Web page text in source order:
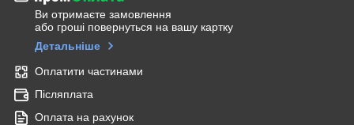
Ви отримаєте замовлення
або гроші повернуться на вашу картку
Детальніше
Оплатити частинами
Післяплата
Оплата на рахунок